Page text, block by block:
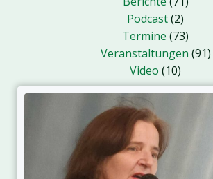
Podcast(2)
Termine (73)
Veranstaltungen (91)
Video (10)